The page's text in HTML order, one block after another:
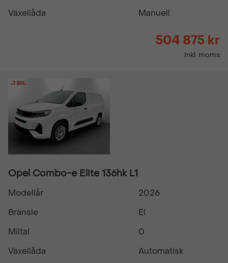
Växellåda Manuell
504 875 kr
Inkl. moms
Opel Combo-e Elite 136hk L1
Modellår
2026
Bränsle
El
Miltal
0
Växellåda
Automatisk